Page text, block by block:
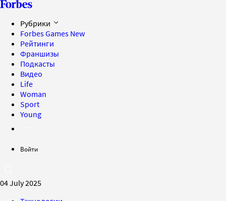
Рубрики
Forbes Games New
Рейтинги
Франшизы
Подкасты
Видео
Life
Woman
Sport
Young
Войти
04 July 2025